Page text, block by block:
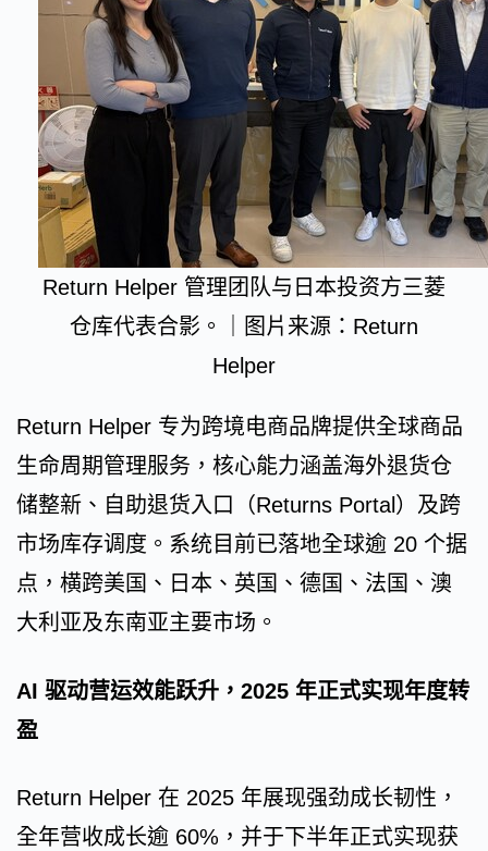
Return Helper 管理团队与日本投资方三菱
仓库代表合影。｜图片来源：Return
Helper
Return Helper 专为跨境电商品牌提供全球商品
生命周期管理服务，核心能力涵盖海外退货仓
储整新、自助退货入口（Returns Portal）及跨
市场库存调度。系统目前已落地全球逾 20 个据
点，横跨美国、日本、英国、德国、法国、澳
大利亚及东南亚主要市场。
AI 驱动营运效能跃升，2025 年正式实现年度转
盈
Return Helper 在 2025 年展现强劲成长韧性，
全年营收成长逾 60%，并于下半年正式实现获